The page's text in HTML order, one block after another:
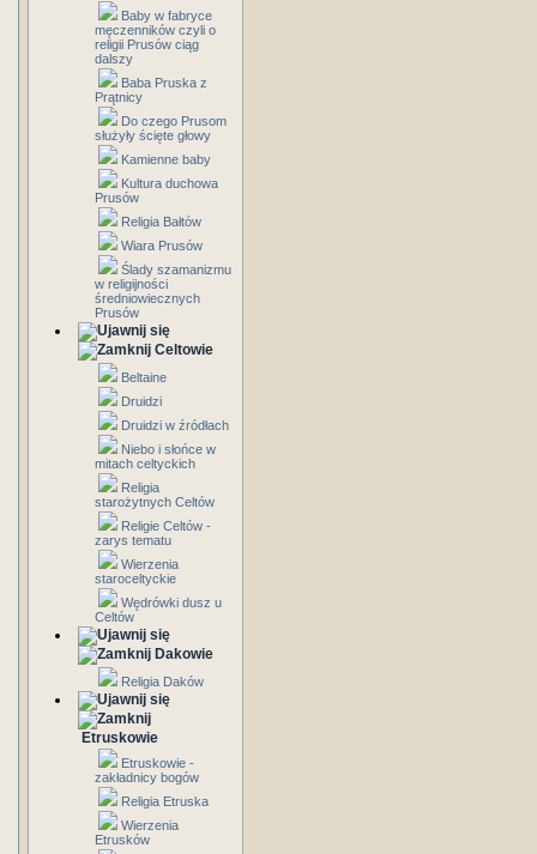
Baby w fabryce
męczenników czyli o
religii Prusów ciąg
dalszy
Baba Pruska z
Prątnicy
Do czego Prusom
służyły ścięte głowy
Kamienne baby
Kultura duchowa
Prusów
Religia Bałtów
Wiara Prusów
Ślady szamanizmu
w religijności
średniowiecznych
Prusów
Celtowie
Beltaine
Druidzi
Druidzi w źródłach
Niebo i słońce w
mitach celtyckich
Religia
starożytnych Celtów
Religie Celtów -
zarys tematu
Wierzenia
staroceltyckie
Wędrówki dusz u
Celtów
Dakowie
Religia Daków
Etruskowie
Etruskowie -
zakładnicy bogów
Religia Etruska
Wierzenia
Etrusków